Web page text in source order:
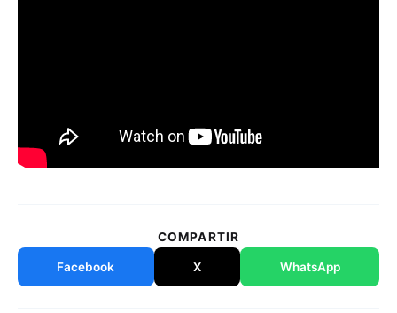
COMPARTIR
Facebook X WhatsApp